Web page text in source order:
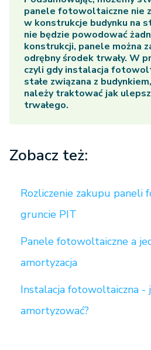
panele fotowoltaiczne nie
w konstrukcje budynku na
nie będzie powodować
konstrukcji, panele można
odrębny środek trwały. W
czyli gdy instalacja
stałe związana z
należy traktować jak
trwałego.
Zobacz też:
Rozliczenie zakupu paneli
gruncie PIT
Panele fotowoltaiczne a
amortyzacja
Instalacja fotowoltaiczna -
amortyzować?